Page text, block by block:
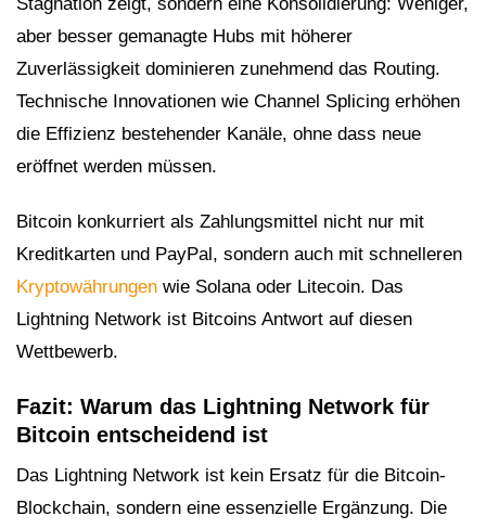
aber besser gemanagte Hubs mit höherer
Zuverlässigkeit dominieren zunehmend das Routing.
Technische Innovationen wie Channel Splicing erhöhen
die Effizienz bestehender Kanäle, ohne dass neue
eröffnet werden müssen.
Bitcoin konkurriert als Zahlungsmittel nicht nur mit
Kreditkarten und PayPal, sondern auch mit schnelleren
Kryptowährungen wie Solana oder Litecoin. Das
Lightning Network ist Bitcoins Antwort auf diesen
Wettbewerb.
Fazit: Warum das Lightning Network für
Bitcoin entscheidend ist
Das Lightning Network ist kein Ersatz für die Bitcoin-
Blockchain, sondern eine essenzielle Ergänzung. Die